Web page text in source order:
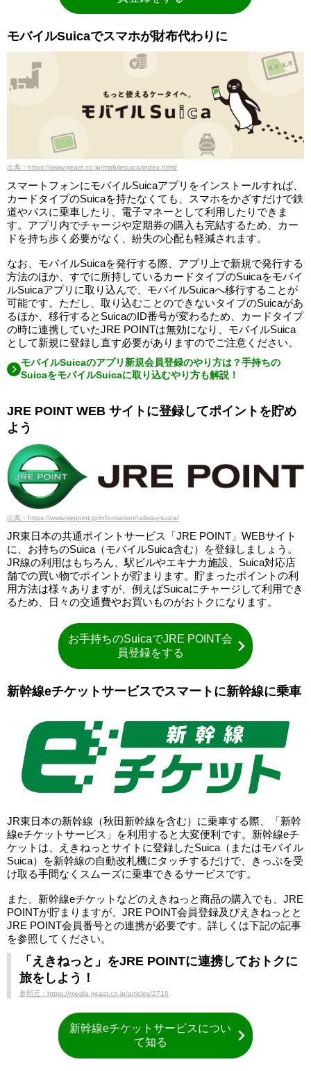
モバイルSuicaでスマホが財布代わりに
出典：https://www.jreast.co.jp/mobilesuica/index.html/
スマートフォンにモバイルSuicaアプリをインストールすれば、
カードタイプのSuicaを持たなくても、スマホをかざすだけで鉄
道やバスに乗車したり、電子マネーとして利用したりできま
す。アプリ内でチャージや定期券の購入も完結するため、カー
ドを持ち歩く必要がなく、紛失の心配も軽減されます。
なお、モバイルSuicaを発行する際、アプリ上で新規で発行する
方法のほか、すでに所持しているカードタイプのSuicaをモバイ
ルSuicaアプリに取り込んで、モバイルSuicaへ移行することが
可能です。ただし、取り込むことのできないタイプのSuicaがあ
るほか、移行するとSuicaのID番号が変わるため、カードタイプ
の時に連携していたJRE POINTは無効になり、モバイルSuica
として新規に登録し直す必要がありますのでご注意ください。
モバイルSuicaのアプリ新規会員登録のやり方は？手持ちの
SuicaをモバイルSuicaに取り込むやり方も解説！
JRE POINT WEB サイトに登録してポイントを貯め
よう
出典：https://www.jrepoint.jp/information/railway-suica/
JR東日本の共通ポイントサービス「JRE POINT」WEBサイト
に、お持ちのSuica（モバイルSuica含む）を登録しましょう。
JR線の利用はもちろん、駅ビルやエキナカ施設、Suica対応店
舗での買い物でポイントが貯まります。貯まったポイントの利
用方法は様々ありますが、例えばSuicaにチャージして利用でき
るため、日々の交通費やお買いものがおトクになります。
お手持ちのSuicaでJRE POINT会
員登録をする
新幹線eチケットサービスでスマートに新幹線に乗車
JR東日本の新幹線（秋田新幹線を含む）に乗車する際、「新幹
線eチケットサービス」を利用すると大変便利です。新幹線eチ
ケットは、えきねっとサイトに登録したSuica（またはモバイル
Suica）を新幹線の自動改札機にタッチするだけで、きっぷを受
け取る手間なくスムーズに乗車できるサービスです。
また、新幹線eチケットなどのえきねっと商品の購入でも、JRE
POINTが貯まりますが、JRE POINT会員登録及びえきねっとと
JRE POINT会員番号との連携が必要です。詳しくは下記の記事
を参照してください。
「えきねっと」をJRE POINTに連携しておトクに
旅をしよう！
参照元：https://media.jreast.co.jp/articles/2710
新幹線eチケットサービスについ
て知る